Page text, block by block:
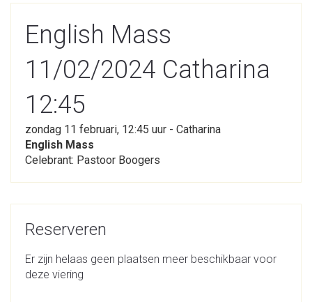
English Mass
11/02/2024 Catharina
12:45
zondag 11 februari, 12:45 uur - Catharina
English Mass
Celebrant: Pastoor Boogers
Reserveren
Er zijn helaas geen plaatsen meer beschikbaar voor
deze viering